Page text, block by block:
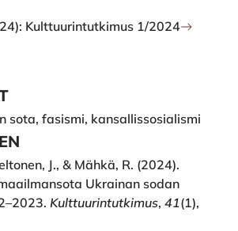
Kulttuurintutkimus 1/2024
sota, fasismi, kansallissosialismi
J., & Mähkä, R. (2024).
­Ukrainan sodan
Kulttuurintutkimus, 41(1),